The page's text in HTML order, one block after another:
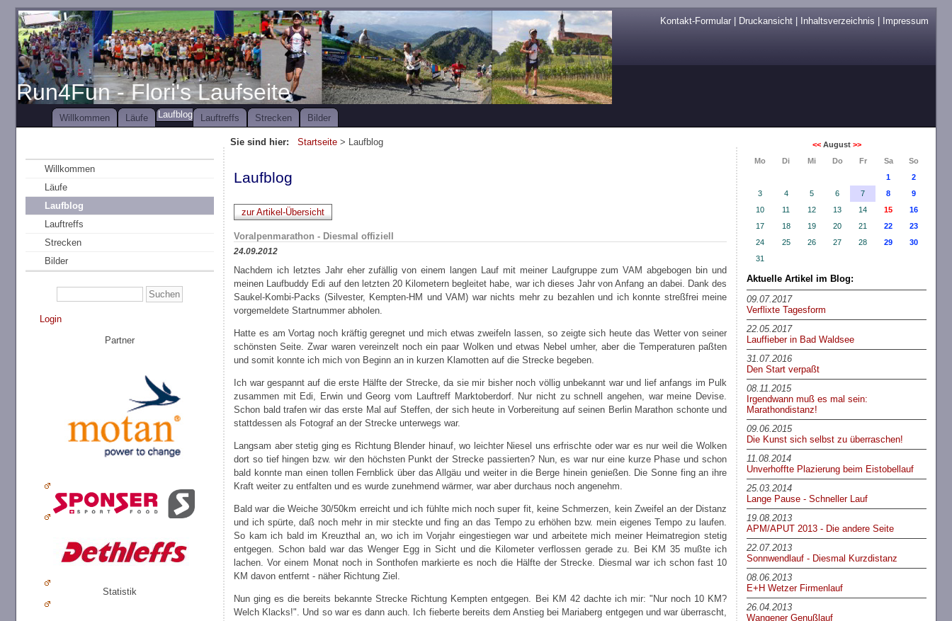
Kontakt-Formular Druckansicht Inhaltsverzeichnis Impressum
Run4Fun - Flori's Laufseite
Willkommen Läufe Laufblog Lauftreffs Strecken Bilder
Sie sind hier:Startseite > Laufblog
Willkommen
Läufe
Laufblog
Lauftreffs
Strecken
Bilder
Login
Partner
Statistik
<<August >>
Mo
Di Mi Do Fr Sa
So
1
2
3
4 5 6 7 8
9
10
11 12 13 14 15
16
17
18 19 20 21 22
23
24
25 26 27 28 29
30
31
Aktuelle Artikel im Blog:
09.07.2017
Verflixte Tagesform
22.05.2017
Lauffieber in Bad Waldsee
31.07.2016
Den Start verpaßt
08.11.2015
Irgendwann muß es mal sein:
Marathondistanz!
09.06.2015
Die Kunst sich selbst zu überraschen!
11.08.2014
Unverhoffte Plazierung beim Eistobellauf
25.03.2014
Lange Pause - Schneller Lauf
19.08.2013
APM/APUT 2013 - Die andere Seite
22.07.2013
Sonnwendlauf - Diesmal Kurzdistanz
08.06.2013
E+H Wetzer Firmenlauf
26.04.2013
Wangener Genußlauf
Laufblog
zur Artikel-Übersicht
Voralpenmarathon - Diesmal offiziell
24.09.2012
Nachdem ich letztes Jahr eher zufällig von einem langen Lauf mit meiner Laufgruppe zum VAM abgebogen bin und
meinen Laufbuddy Edi auf den letzten 20 Kilometern begleitet habe, war ich dieses Jahr von Anfang an dabei. Dank des
Saukel-Kombi-Packs (Silvester, Kempten-HM und VAM) war nichts mehr zu bezahlen und ich konnte streßfrei meine
vorgemeldete Startnummer abholen.
Hatte es am Vortag noch kräftig geregnet und mich etwas zweifeln lassen, so zeigte sich heute das Wetter von seiner
schönsten Seite. Zwar waren vereinzelt noch ein paar Wolken und etwas Nebel umher, aber die Temperaturen paßten
und somit konnte ich mich von Beginn an in kurzen Klamotten auf die Strecke begeben.
Ich war gespannt auf die erste Hälfte der Strecke, da sie mir bisher noch völlig unbekannt war und lief anfangs im Pulk
zusammen mit Edi, Erwin und Georg vom Lauftreff Marktoberdorf. Nur nicht zu schnell angehen, war meine Devise.
Schon bald trafen wir das erste Mal auf Steffen, der sich heute in Vorbereitung auf seinen Berlin Marathon schonte und
stattdessen als Fotograf an der Strecke unterwegs war.
Langsam aber stetig ging es Richtung Blender hinauf, wo leichter Niesel uns erfrischte oder war es nur weil die Wolken
dort so tief hingen bzw. wir den höchsten Punkt der Strecke passierten? Nun, es war nur eine kurze Phase und schon
bald konnte man einen tollen Fernblick über das Allgäu und weiter in die Berge hinein genießen. Die Sonne fing an ihre
Kraft weiter zu entfalten und es wurde zunehmend wärmer, war aber durchaus noch angenehm.
Bald war die Weiche 30/50km erreicht und ich fühlte mich noch super fit, keine Schmerzen, kein Zweifel an der Distanz
und ich spürte, daß noch mehr in mir steckte und fing an das Tempo zu erhöhen bzw. mein eigenes Tempo zu laufen.
So kam ich bald im Kreuzthal an, wo ich im Vorjahr eingestiegen war und arbeitete mich meiner Heimatregion stetig
entgegen. Schon bald war das Wenger Egg in Sicht und die Kilometer verflossen gerade zu. Bei KM 35 mußte ich
lachen. Vor einem Monat noch in Sonthofen markierte es noch die Hälfte der Strecke. Diesmal war ich schon fast 10
KM davon entfernt - näher Richtung Ziel.
Nun ging es die bereits bekannte Strecke Richtung Kempten entgegen. Bei KM 42 dachte ich mir: "Nur noch 10 KM?
Welch Klacks!". Und so war es dann auch. Ich fieberte bereits dem Anstieg bei Mariaberg entgegen und war überrascht,